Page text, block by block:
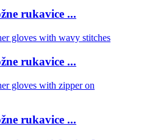
rukavice ...
rukavice ...
rukavice ...